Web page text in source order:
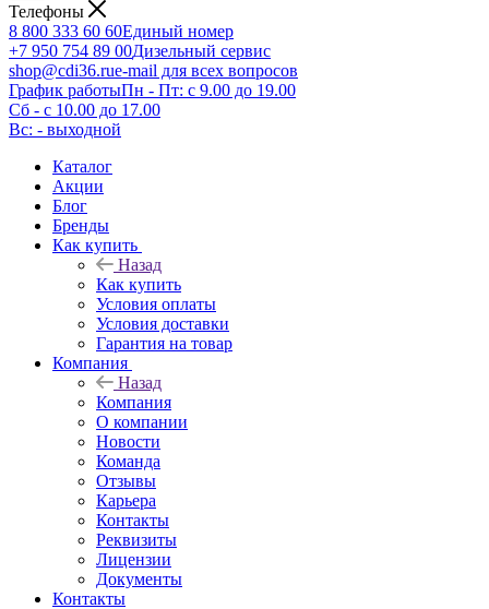
Телефоны
8 800 333 60 60Единый номер
+7 950 754 89 00Дизельный сервис
shop@cdi36.rue-mail для всех вопросов
График работыПн - Пт: с 9.00 до 19.00
Сб - с 10.00 до 17.00
Вс: - выходной
Каталог
Акции
Блог
Бренды
Как купить
Назад
Как купить
Условия оплаты
Условия доставки
Гарантия на товар
Компания
Назад
Компания
О компании
Новости
Команда
Отзывы
Карьера
Контакты
Реквизиты
Лицензии
Документы
Контакты